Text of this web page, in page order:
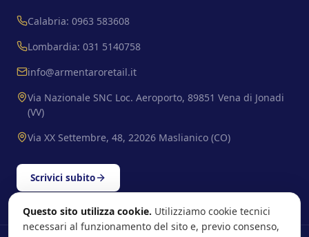
Calabria: 0963 583608
Lombardia: 031 5140758
info@armentaroretail.it
Via Nazionale SNC Loc. Aeroporto, 89851 Vena di Jonadi
(VV)
Via XX Settembre, 48, 22026 Maslianico (CO)
Scrivici subito
Questo sito utilizza cookie. Utilizziamo cookie tecnici
necessari al funzionamento del sito e, previo consenso,